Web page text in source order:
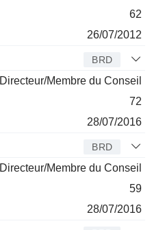
62
26/07/2012
BRD
Directeur/Membre du Conseil
72
28/07/2016
BRD
Directeur/Membre du Conseil
59
28/07/2016